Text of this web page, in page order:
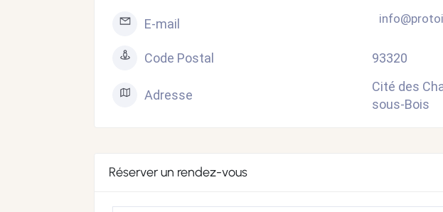
E-mail
Code Postal 93320
Adresse
Cité des
sous-Bois
Réserver un rendez-vous